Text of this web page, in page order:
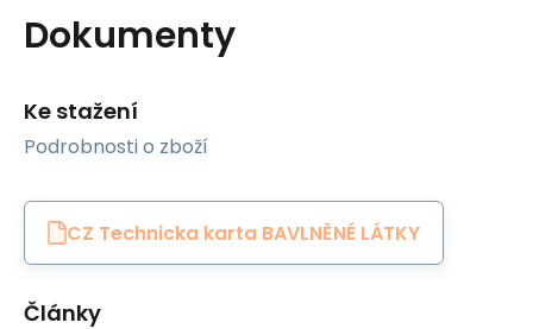
Dokumenty
Ke stažení
Podrobnosti o zboží
CZ Technicka karta BAVLNĚNÉ LÁTKY
Články